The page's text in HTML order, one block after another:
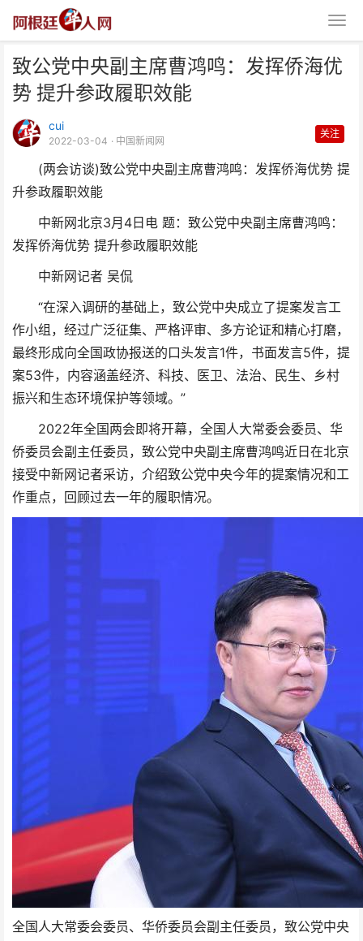
致公党中央副主席曹鸿鸣：发挥侨海优
势 提升参政履职效能
cui
2022-03-04 · 中国新闻网
关注
(两会访谈)致公党中央副主席曹鸿鸣：发挥侨海优势 提
升参政履职效能
中新网北京3月4日电 题：致公党中央副主席曹鸿鸣：
发挥侨海优势 提升参政履职效能
中新网记者 吴侃
“在深入调研的基础上，致公党中央成立了提案发言工
作小组，经过广泛征集、严格评审、多方论证和精心打磨，
最终形成向全国政协报送的口头发言1件，书面发言5件，提
案53件，内容涵盖经济、科技、医卫、法治、民生、乡村
振兴和生态环境保护等领域。”
2022年全国两会即将开幕，全国人大常委会委员、华
侨委员会副主任委员，致公党中央副主席曹鸿鸣近日在北京
接受中新网记者采访，介绍致公党中央今年的提案情况和工
作重点，回顾过去一年的履职情况。
全国人大常委会委员、华侨委员会副主任委员，致公党中央
致公党中央副主席曹鸿鸣：发挥侨
海优势 提升参政履职效